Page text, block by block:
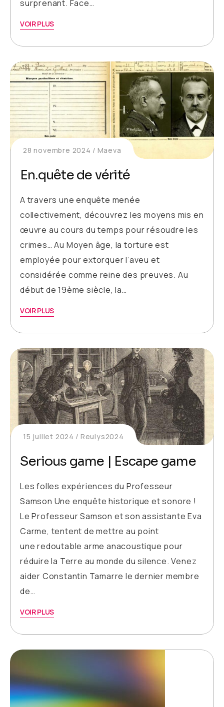
surprenant. Face…
VOIR PLUS
28 novembre 2024 Maeva
En.quête de vérité
A travers une enquête menée
collectivement, découvrez les moyens mis en
œuvre au cours du temps pour résoudre les
crimes… Au Moyen âge, la torture est
employée pour extorquer l’aveu et
considérée comme reine des preuves. Au
début de 19ème siècle, la…
VOIR PLUS
15 juillet 2024 Reulys2024
Serious game | Escape game
Les folles expériences du Professeur
Samson Une enquête historique et sonore !
Le Professeur Samson et son assistante Eva
Carme, tentent de mettre au point
une redoutable arme anacoustique pour
réduire la Terre au monde du silence. Venez
aider Constantin Tamarre le dernier membre
de…
VOIR PLUS